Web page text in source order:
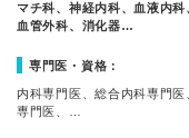
マチ科、神経内科、血液内
血管外科、消化器…
専門医・資格：
内科専門医、総合内科専門
専門医、…